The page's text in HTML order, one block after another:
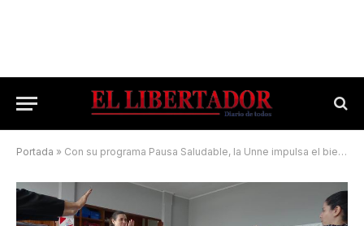
Portada » Con su programa Pausa Saludable, la Unne impulsa el bienestar laboral